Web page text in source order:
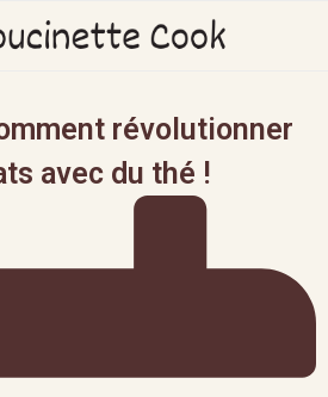
révolutionner
avec du thé !